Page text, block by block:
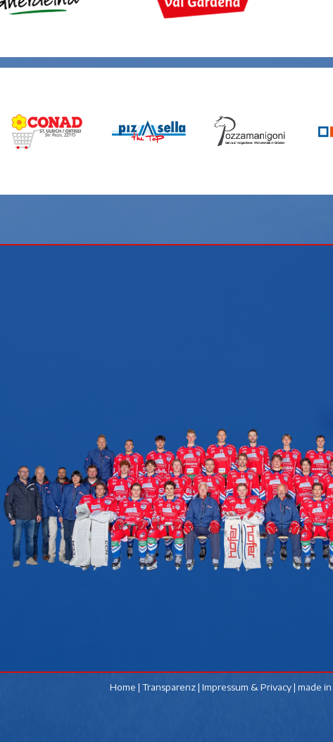
Home | Transparenz| Impressum & Privacy| made in